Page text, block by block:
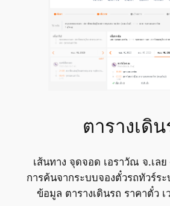
ตารางเดิ
เส้นทาง จุดจอด เอราวัณ จ.เล
การค้นจากระบบจองตั๋วรถทัวร์ร
ข้อมูล ตารางเดินรถ ราคาตั๋ว